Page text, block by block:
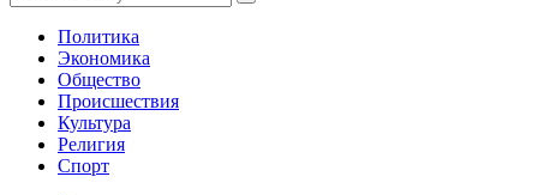
Политика
Экономика
Общество
Происшествия
Культура
Религия
Спорт